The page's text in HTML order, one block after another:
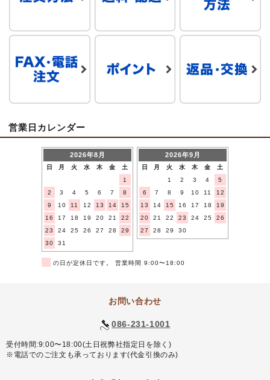
営業日カレンダー
2026年8月
日 月 火 水 木 金
土
1
2
3 4 5 6 7
8
9
10 11 12 13 14
15
16
17 18 19 20 21
22
23
24 25 26 27 28
29
30
31
2026年9月
日 月 火 水 木 金
土
1
2 3 4
5
6
7 8 9 10 11
12
13
14 15 16 17 18
19
20
21 22 23 24 25
26
27
28 29 30
の日が定休日です。 営業時間 9:00〜18:00
お問い合わせ
086-231-1001
受付時間:9:00〜18:00(土日祝弊社指定日を除く)
※電話でのご注文も承っております(代金引換のみ)